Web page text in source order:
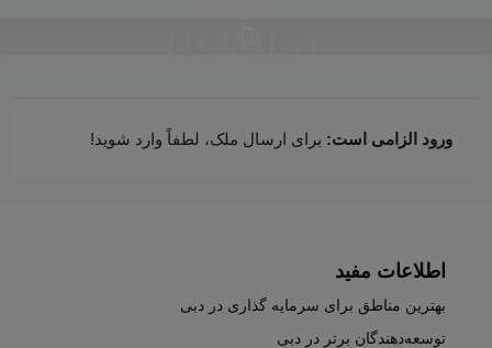
ورود الزامی است: برای ارسال ملک، لطفاً وارد شوید!
اطلاعات مفید
بهترین مناطق برای سرمایه گذاری در دبی
توسعه‌دهندگان برتر در دبی